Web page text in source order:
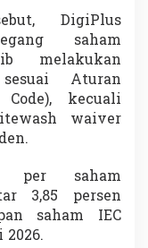
DigiPlus
saham
melakukan
Aturan
Code), kecuali
waiver
per saham
3,85 persen
saham IEC
2026.